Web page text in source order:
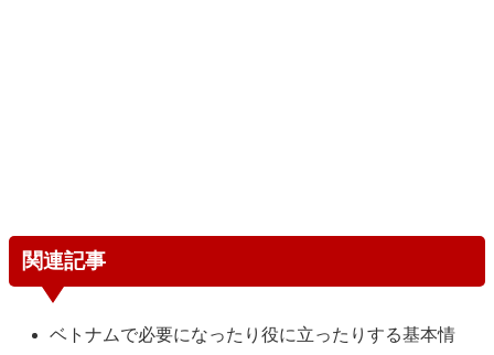
関連記事
ベトナムで必要になったり役に立ったりする基本情